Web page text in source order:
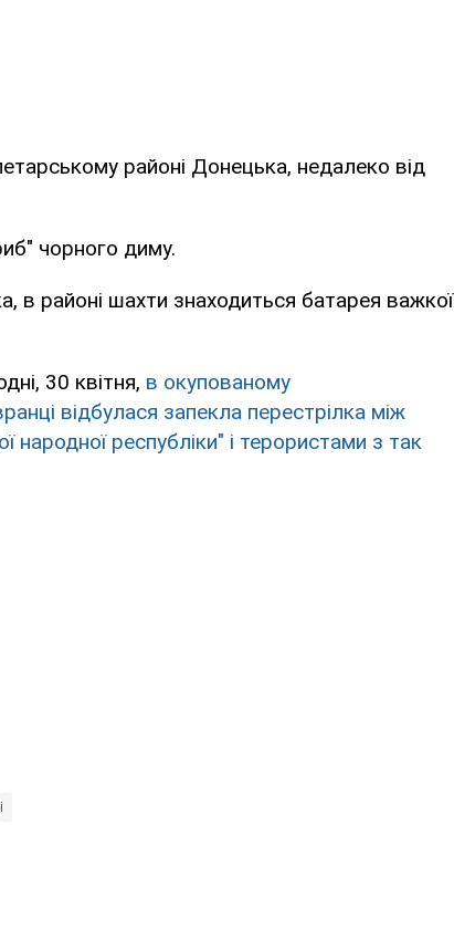
районі Донецька, недалеко від
чорного диму.
в районі шахти знаходиться батарея важкої
30 квітня, в окупованому
відбулася запекла перестрілка між
республіки" і терористами з так